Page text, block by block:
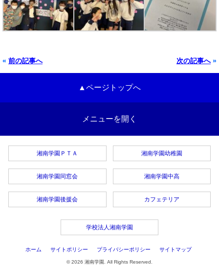
« 前の記事へ 次の記事へ»
▲ページトップへ
メニューを開く
湘南学園ＰＴＡ
湘南学園同窓会
湘南学園後援会
湘南学園幼稚園
湘南学園中高
カフェテリア
学校法人湘南学園
ホーム サイトポリシー プライバシーポリシー サイトマップ
© 2026 湘南学園. All Rights Reserved.